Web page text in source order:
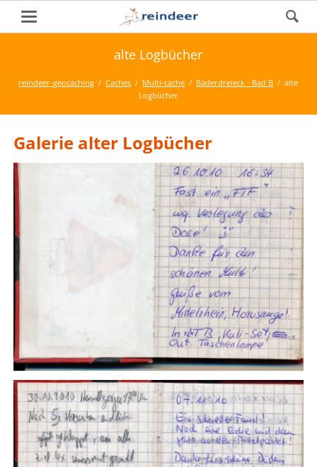
alte Logbücher
reindeer-geocaching Caches Multi-cache Bäderdreieck - Bad B
alte
Logbücher
Galerie alter Logbücher